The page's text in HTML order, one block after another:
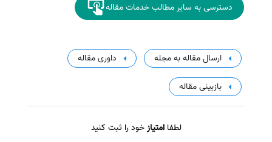
دسترسی به سایر مطالب خدمات مقاله
ارسال مقاله به مجله داوری مقاله
بازبینی مقاله
لطفاامتیازخود را ثبت کنید